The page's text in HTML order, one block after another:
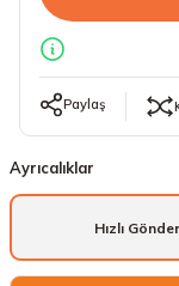
Paylaş
Ayrıcalıklar
Hızlı